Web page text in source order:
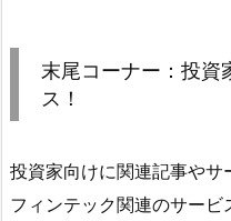
末尾コーナー：投資
ス！
投資家向けに関連記事や
フィンテック関連のサー